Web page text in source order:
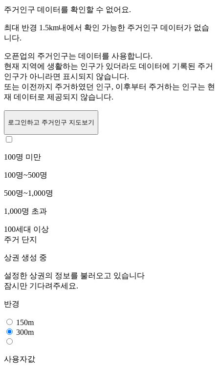
주거인구 데이터를 확인할 수 없어요.
최대 반경 1.5km내에서 확인 가능한 주거인구 데이터가 없습
니다.
오픈업의 주거인구는 데이터를 사용합니다.
현재 지역에 생활하는 인구가 있더라도 데이터에 기록된 주거
인구가 아니라면 표시되지 않습니다.
또는 이전까지 주거하였던 인구, 이후부터 주거하는 인구는 현
재 데이터로 제공되지 않습니다.
로그인하고 주거인구 지도보기
100명 미만
100명~500명
500명~1,000명
1,000명 초과
100세대 이상
주거 단지
상권 생성 중
설정한 상권의 정보를 불러오고 있습니다
잠시만 기다려주세요.
반경
150m
300m
사용자값